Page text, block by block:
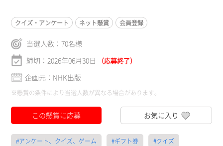
クイズ・アンケート ネット懸賞 会員登録
当選人数： 70名様
締切：2026年06月30日
（応募終了）
企画元：NHK出版
※懸賞の条件により当選人数が異なる場合があります。
この懸賞に応募 お気に入り
#アンケート、クイズ、ゲーム #ギフト券 #クイズ